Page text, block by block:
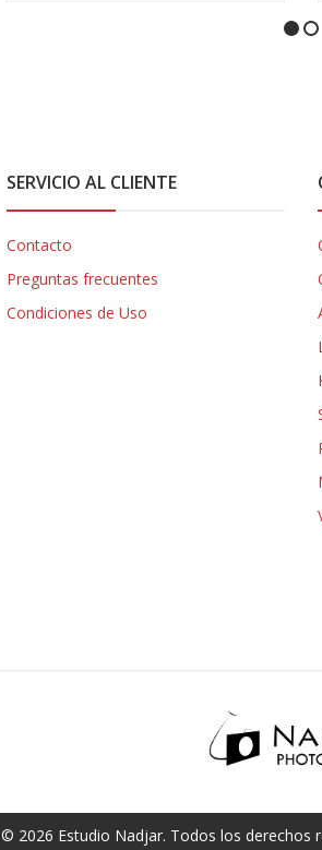
SERVICIO AL CLIENTE
Contacto
Preguntas frecuentes
Condiciones de Uso
© 2026 Estudio Nadjar. Todos los derechos